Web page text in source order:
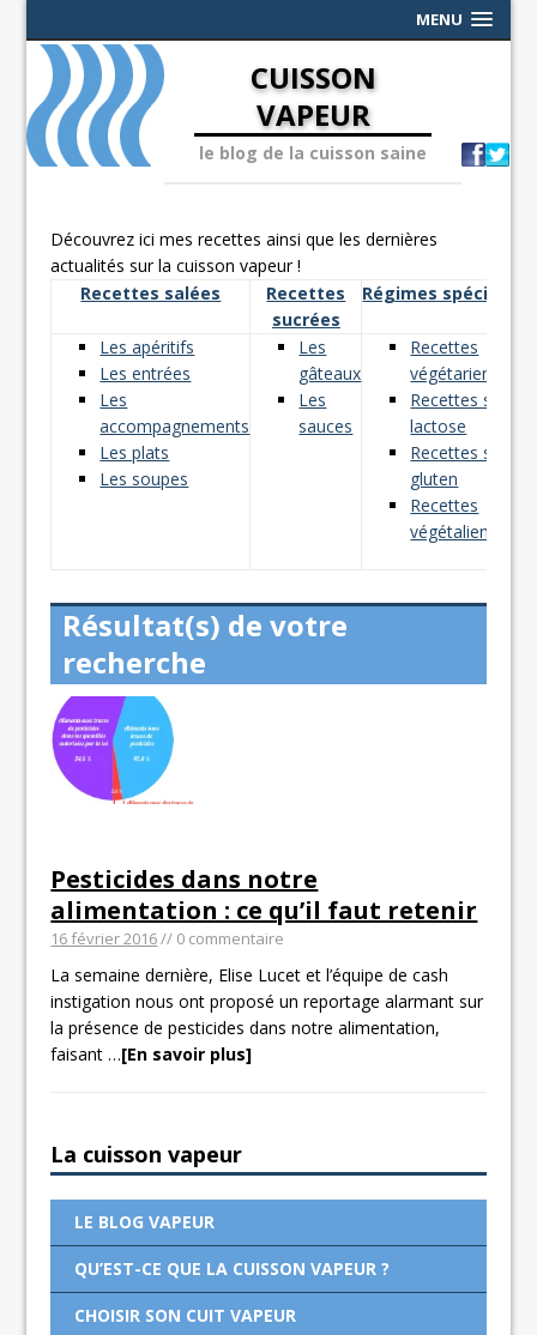
MENU
CUISSON
VAPEUR
le blog de la cuisson saine
Découvrez ici mes recettes ainsi que les dernières
actualités sur la cuisson vapeur !
Recettes salées
Recettes
sucrées
Régimes spéciaux
Les apéritifs
Les entrées
Les
accompagnements
Les plats
Les soupes
Les
gâteaux
Les
sauces
Recettes
végétariennes
Recettes sans
lactose
Recettes sans
gluten
Recettes
végétaliennes
Résultat(s) de votre
recherche
Pesticides dans notre
alimentation : ce qu’il faut retenir
16 février 2016// 0 commentaire
La semaine dernière, Elise Lucet et l’équipe de cash
instigation nous ont proposé un reportage alarmant sur
la présence de pesticides dans notre alimentation,
faisant…[En savoir plus]
La cuisson vapeur
LE BLOG VAPEUR
QU’EST-CE QUE LA CUISSON VAPEUR ?
CHOISIR SON CUIT VAPEUR